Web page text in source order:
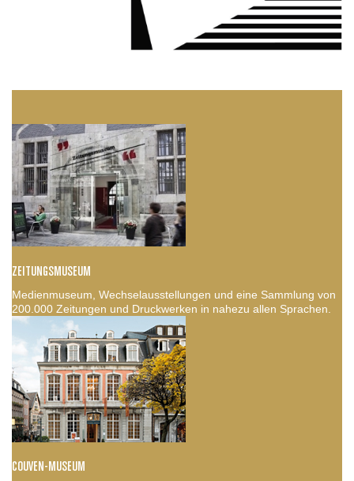
ZEITUNGSMUSEUM
Medienmuseum, Wechselausstellungen und eine Sammlung von
200.000 Zeitungen und Druckwerken in nahezu allen Sprachen.
COUVEN-MUSEUM